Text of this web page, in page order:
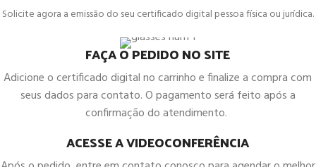
Solicite agora a emissão do seu certificado digital pessoa física ou jurídica.
FAÇA O PEDIDO NO SITE
Adicione o certificado digital no carrinho e finalize a compra com
seus dados para contato. O pagamento será feito após a
confirmação do atendimento.
ACESSE A VIDEOCONFERÊNCIA